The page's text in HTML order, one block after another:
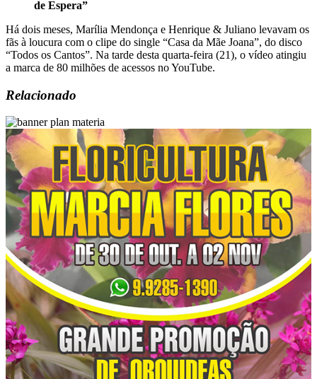
de Espera”
Há dois meses, Marília Mendonça e Henrique & Juliano levavam os
fãs à loucura com o clipe do single “Casa da Mãe Joana”, do disco
“Todos os Cantos”. Na tarde desta quarta-feira (21), o vídeo atingiu
a marca de 80 milhões de acessos no YouTube.
Relacionado